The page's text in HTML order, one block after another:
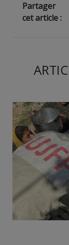
Partager
cet article :